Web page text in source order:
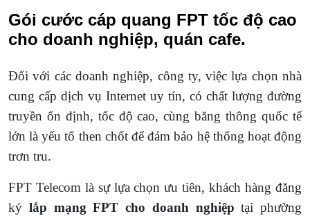
Gói cước cáp quang FPT tốc độ cao
cho doanh nghiệp, quán cafe.
Đối với các doanh nghiệp, công ty, việc lựa chọn nhà
cung cấp dịch vụ Internet uy tín, có chất lượng đường
truyền ổn định, tốc độ cao, cùng băng thông quốc tế
lớn là yếu tố then chốt để đảm bảo hệ thống hoạt động
trơn tru.
FPT Telecom là sự lựa chọn ưu tiên, khách hàng đăng
ký lắp mạng FPT cho doanh nghiệp tại phường